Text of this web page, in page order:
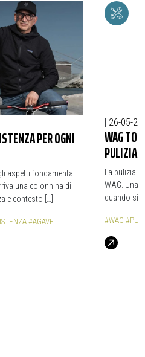
PER OGNI
aspetti fondamentali
una colonnina di
e contesto […]
#AGAVE
26-05-
WAG
PULIZIA
La pulizia
WAG. Una
quando si
#WAG